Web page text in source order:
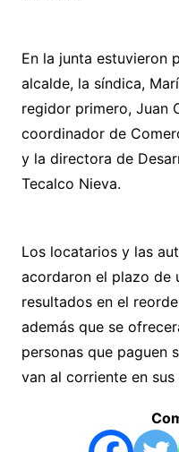
En la junta estuvieron
alcalde, la síndica,
regidor primero, Juan
coordinador de
y la directora de
Tecalco Nieva.
Los locatarios y las
acordaron el plazo de
resultados en el
además que se
personas que paguen
van al corriente en sus